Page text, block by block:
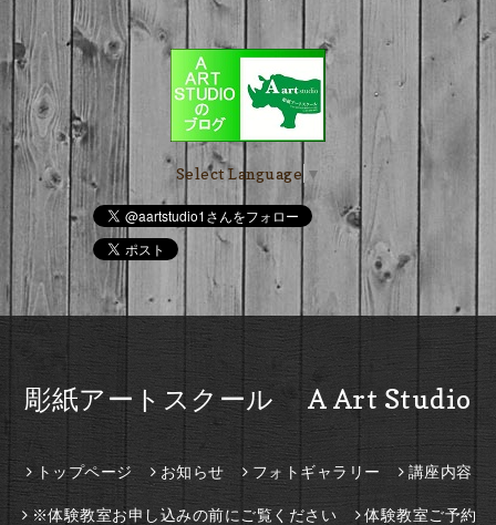
Select Language ▼
彫紙アートスクール A Art Studio
トップページ お知らせ フォトギャラリー 講座内容
※体験教室お申し込みの前にご覧ください 体験教室ご予約